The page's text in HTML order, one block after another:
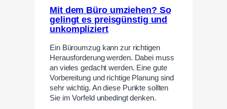
Mit dem Büro umziehen? So
gelingt es preisgünstig und
unkompliziert
Ein Büroumzug kann zur richtigen
Herausforderung werden. Dabei muss
an vieles gedacht werden. Eine gute
Vorbereitung und richtige Planung sind
sehr wichtig. An diese Punkte sollten
Sie im Vorfeld unbedingt denken.